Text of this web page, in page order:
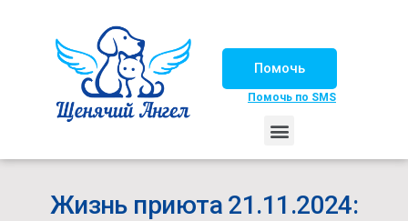
Помочь
Помочь по SMS
Жизнь приюта 21.11.2024: